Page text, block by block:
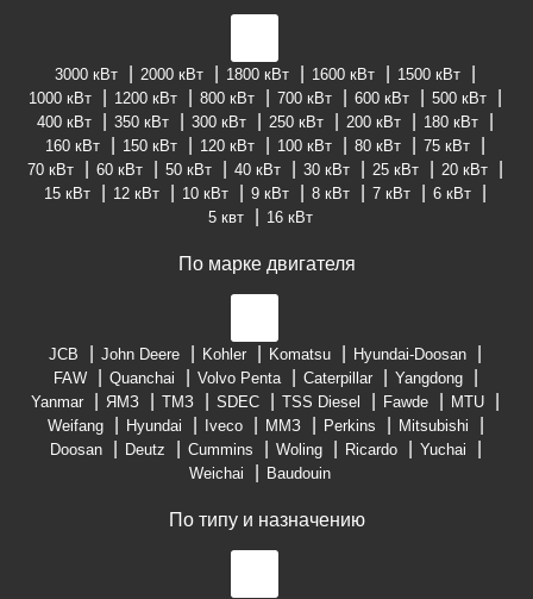
3000 кВт 2000 кВт 1800 кВт 1600 кВт
1500 кВт
1000 кВт
1200 кВт 800 кВт 700 кВт 600 кВт
500 кВт
400 кВт
350 кВт 300 кВт 250 кВт 200 кВт
180 кВт
160 кВт
150 кВт 120 кВт 100 кВт 80 кВт
75 кВт
70 кВт
60 кВт 50 кВт 40 кВт 30 кВт 25 кВт
20 кВт
15 кВт
12 кВт 10 кВт 9 кВт 8 кВт 7 кВт
6 кВт
5 квт
16 кВт
По марке двигателя
JCB John Deere Kohler Komatsu
Hyundai-Doosan
FAW
Quanchai Volvo Penta Caterpillar
Yangdong
Yanmar
ЯМЗ ТМЗ SDEC TSS Diesel Fawde
MTU
Weifang
Hyundai Iveco ММЗ Perkins
Mitsubishi
Doosan
Deutz Cummins Woling Ricardo
Yuchai
Weichai
Baudouin
По типу и назначению